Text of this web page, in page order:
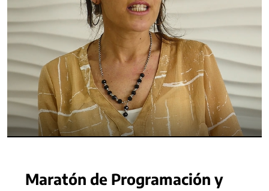
Maratón de Programación y